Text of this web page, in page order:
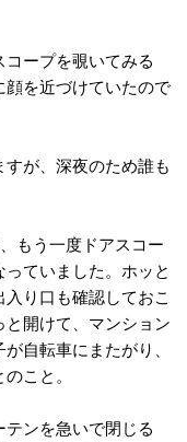
ープを覗いてみる
顔を近づけていたので
が、深夜のため誰も
もう一度ドアスコー
ていました。ホッと
り口も確認しておこ
開けて、マンション
自転車にまたがり、
こと。
ンを急いで閉じる